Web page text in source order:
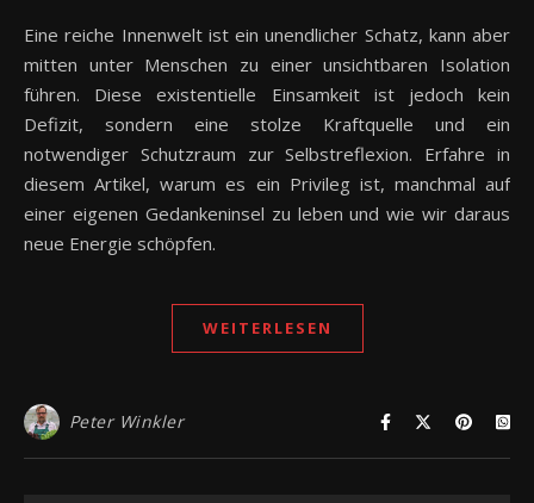
Eine reiche Innenwelt ist ein unendlicher Schatz, kann aber
mitten unter Menschen zu einer unsichtbaren Isolation
führen. Diese existentielle Einsamkeit ist jedoch kein
Defizit, sondern eine stolze Kraftquelle und ein
notwendiger Schutzraum zur Selbstreflexion. Erfahre in
diesem Artikel, warum es ein Privileg ist, manchmal auf
einer eigenen Gedankeninsel zu leben und wie wir daraus
neue Energie schöpfen.
WEITERLESEN
Peter Winkler